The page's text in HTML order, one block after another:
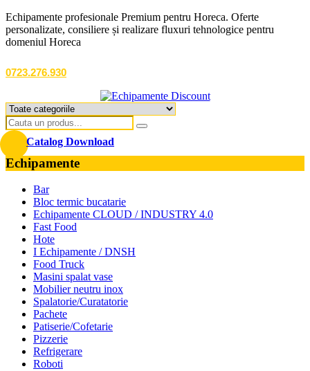
Echipamente profesionale Premium pentru Horeca. Oferte
personalizate, consiliere și realizare fluxuri tehnologice pentru
domeniul Horeca
0723.276.930
Catalog Download
Echipamente
Bar
Bloc termic bucatarie
Echipamente CLOUD / INDUSTRY 4.0
Fast Food
Hote
I Echipamente / DNSH
Food Truck
Masini spalat vase
Mobilier neutru inox
Spalatorie/Curatatorie
Pachete
Patiserie/Cofetarie
Pizzerie
Refrigerare
Roboti